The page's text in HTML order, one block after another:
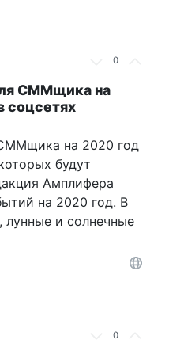
0
СММщика на
соцсетях
на 2020 год
будут
Амплифера
на 2020 год. В
лунные и солнечные
0